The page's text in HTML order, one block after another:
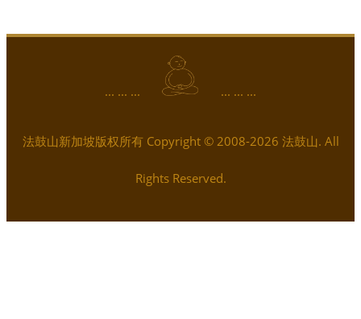
... ... ... ... ... ...
法鼓山新加坡版权所有 Copyright © 2008-2026 法鼓山. All
Rights Reserved.